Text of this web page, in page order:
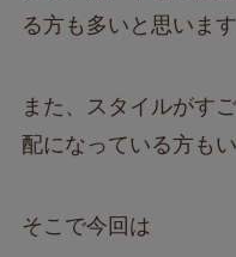
る方も多いと思います
また、スタイルがす
配になっている方も
そこで今回は